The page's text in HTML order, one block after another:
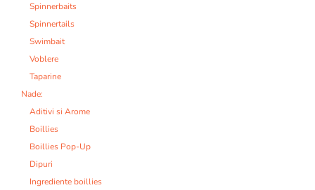
Spinnerbaits
Spinnertails
Swimbait
Voblere
Taparine
Nade:
Aditivi si Arome
Boillies
Boillies Pop-Up
Dipuri
Ingrediente boillies